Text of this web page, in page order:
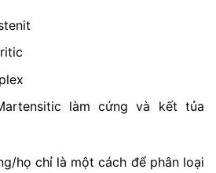
làm cứng và kết tủa
họ chỉ là một cách để phân loại